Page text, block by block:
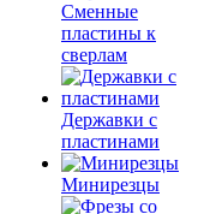
Сменные
пластины к
сверлам
Державки с
пластинами
Минирезцы